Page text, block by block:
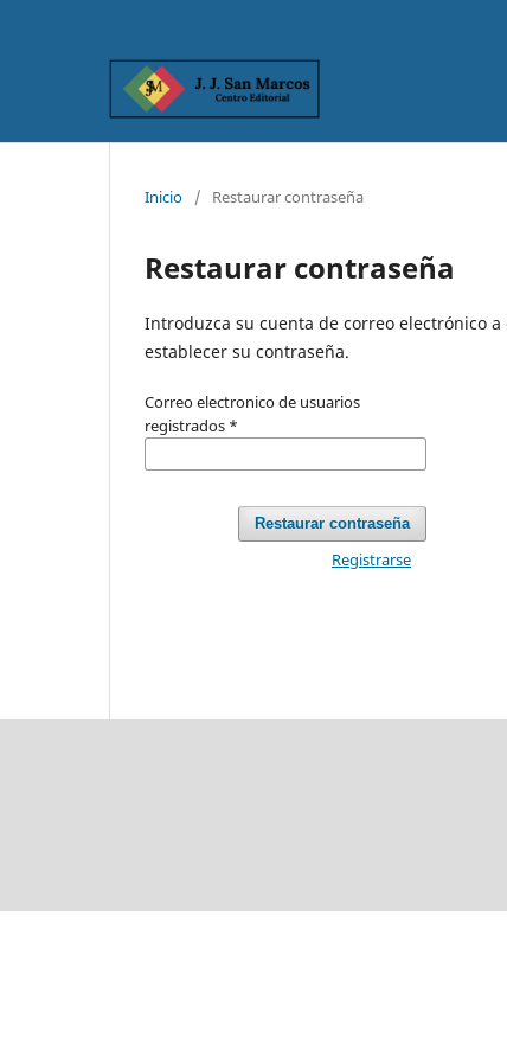
Inicio / Restaurar contraseña
Restaurar contraseña
Introduzca su cuenta de correo electrónico
establecer su contraseña.
Correo electronico de usuarios
registrados *
Restaurar contraseña
Registrarse